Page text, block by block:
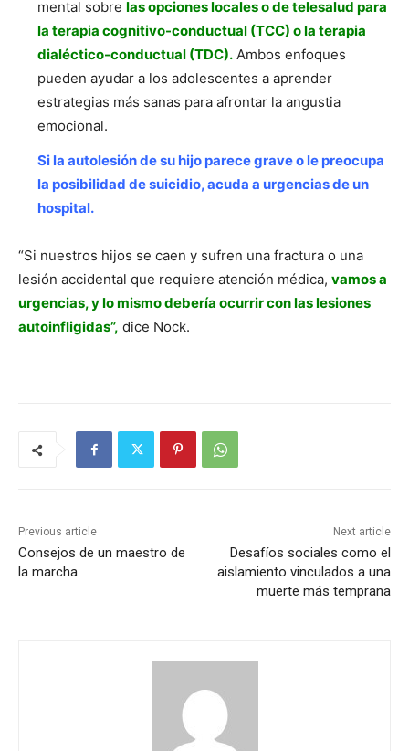
mental sobre las opciones locales o de telesalud para
la terapia cognitivo-conductual (TCC) o la terapia
dialéctico-conductual (TDC). Ambos enfoques
pueden ayudar a los adolescentes a aprender
estrategias más sanas para afrontar la angustia
emocional.
Si la autolesión de su hijo parece grave o le preocupa
la posibilidad de suicidio, acuda a urgencias de un
hospital.
“Si nuestros hijos se caen y sufren una fractura o una
lesión accidental que requiere atención médica, vamos a
urgencias, y lo mismo debería ocurrir con las lesiones
autoinfligidas”, dice Nock.
Previous article
Consejos de un maestro de
la marcha
Next article
Desafíos sociales como el
aislamiento vinculados a una
muerte más temprana